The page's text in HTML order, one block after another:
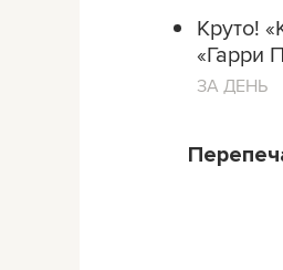
Круто!
«Гарри
ЗА ДЕНЬ